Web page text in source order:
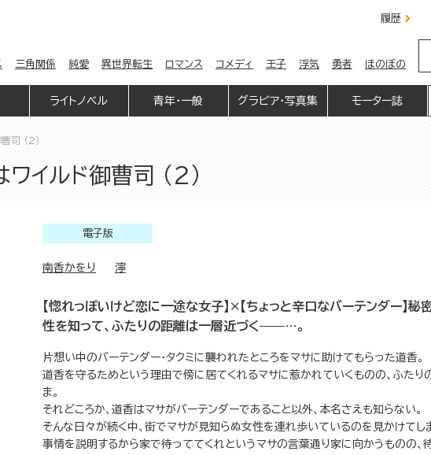
履歴
三角関係 純愛 異世界転生 ロマンス コメディ 王子 浮気 勇者 ほのぼの
ライトノベル 青年・一般 グラビア・写真集 モーター誌
司 （2）
イルド御曹司 （2）
電子版
南香かをり 濘
【惚れっぽいけど恋に一途な女子】×【ちょっと辛口なバーテンダー】秘
性を知って、ふたりの距離は一層近づく——…。
片想い中のバーテンダー・タクミに襲われたところをマサに助けてもらった道香。
道香を守るためという理由で傍に居てくれるマサに惹かれていくものの、ふたり
ま。
それどころか、道香はマサがバーテンダーであること以外、本名さえも知らない。
そんな日々が続く中、街でマサが見知らぬ女性を連れ歩いているのを見かけてし
事情を説明するから家で待っててくれというマサの言葉通り家に向かうものの、